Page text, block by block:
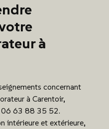
à
concernant
à Carentoir,
06 63 88 35 52.
intérieure et extérieure,